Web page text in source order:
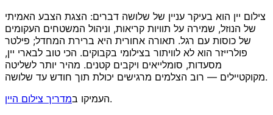
צילום יין הוא בעיקר עניין של שלושה דברים: הצגת הצבע האמיתי
של הנוזל, שמירה על תוויות קריאות, וניהול המשטחים העקומים
של כוסות עם רגל. תאורה אחורית היא ברירת המחדל; פילטר
פולרייזר הוא לא לוויתור בצילומי בקבוקים. הכי טוב לבארי יין,
מסעדות, סומלייאים ויקבים קטנים. מהיר יותר לשליטה
מקוקטיילים — רוב הצלמים מרגישים יכולת תוך חודש עד שלושה.
העמיקו במדריך צילום היין .